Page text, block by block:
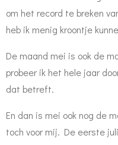
om het record te breken
heb ik menig kroontje
De maand mei is ook de
probeer ik het hele jaar
dat betreft.
En dan is mei ook nog de
toch voor mij. De eerste